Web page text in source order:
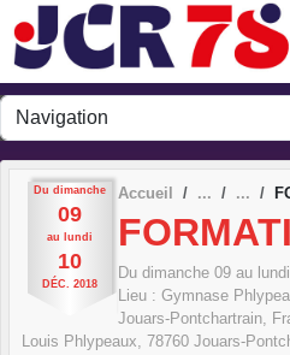
Du dimanche
09
au lundi
10
DÉC. 2018
Accueil
Du dimanche 09 au lundi
Lieu : Gymnase
Jouars-Pontchartrain,
Louis Phlypeaux, 78760 Jouars-
Panneau de gestion des cookies